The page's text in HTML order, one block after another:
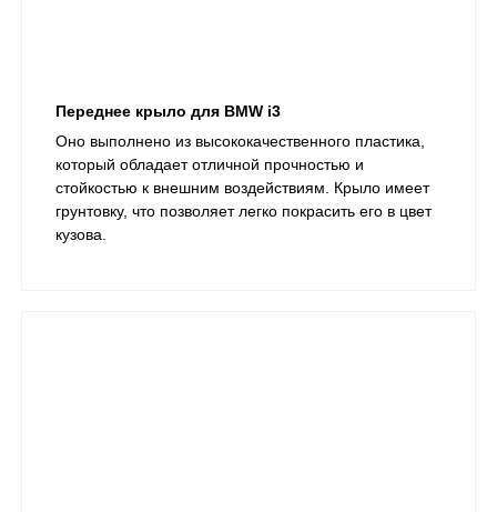
Переднее крыло для BMW i3
Оно выполнено из высококачественного пластика,
который обладает отличной прочностью и
стойкостью к внешним воздействиям. Крыло имеет
грунтовку, что позволяет легко покрасить его в цвет
кузова.